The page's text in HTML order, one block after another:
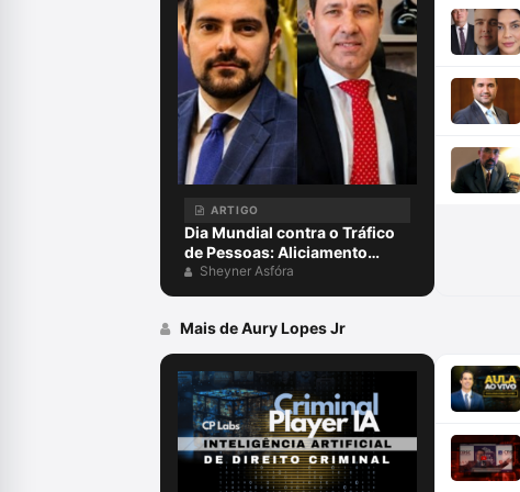
ARTIGO
Dia Mundial contra o Tráfico
de Pessoas: Aliciamento
digital, aprisionamento e
o papel da advocacia criminal
Sheyner Asfóra
Mais de Aury Lopes Jr